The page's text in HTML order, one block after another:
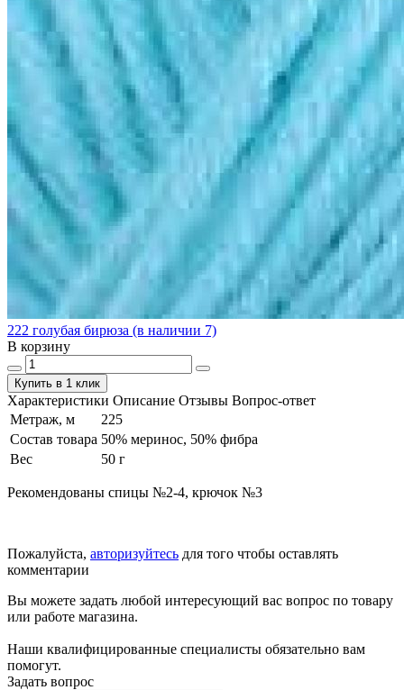
222 голубая бирюза (в наличии 7)
В корзину
Купить в 1 клик
Характеристики Описание Отзывы Вопрос-ответ
Метраж, м
225
Состав товара 50% меринос, 50% фибра
Вес
50 г
Рекомендованы спицы №2-4, крючок №3
Пожалуйста, авторизуйтесь для того чтобы оставлять
комментарии
Вы можете задать любой интересующий вас вопрос по товару
или работе магазина.
Наши квалифицированные специалисты обязательно вам
помогут.
Задать вопрос